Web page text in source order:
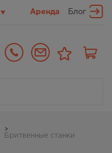
Аренда Блог
Бритвенные станки